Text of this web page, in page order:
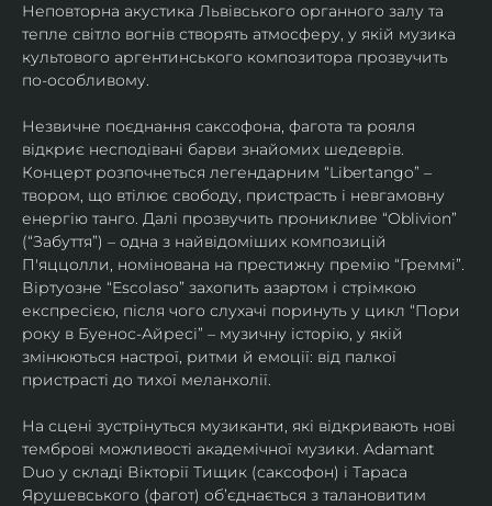
Неповторна акустика Львівського органного залу та
тепле світло вогнів створять атмосферу, у якій музика
культового аргентинського композитора прозвучить
по-особливому.
Незвичне поєднання саксофона, фагота та рояля
відкриє несподівані барви знайомих шедеврів.
Концерт розпочнеться легендарним “Libertango” –
твором, що втілює свободу, пристрасть і невгамовну
енергію танго. Далі прозвучить проникливе “Oblivion”
(“Забуття”) – одна з найвідоміших композицій
П'яццолли, номінована на престижну премію “Греммі”.
Віртуозне “Escolaso” захопить азартом і стрімкою
експресією, після чого слухачі поринуть у цикл “Пори
року в Буенос-Айресі” – музичну історію, у якій
змінюються настрої, ритми й емоції: від палкої
пристрасті до тихої меланхолії.
На сцені зустрінуться музиканти, які відкривають нові
темброві можливості академічної музики. Adamant
Duo у складі Вікторії Тищик (саксофон) і Тараса
Ярушевського (фагот) об’єднається з талановитим